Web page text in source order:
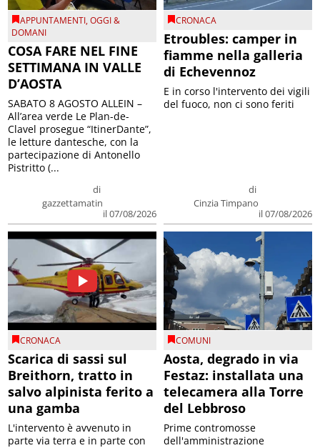
APPUNTAMENTI,OGGI &
DOMANI
COSA FARE NEL FINE
SETTIMANA IN VALLE
D’AOSTA
di
gazzettamatin
il 07/08/2026
SABATO 8 AGOSTO ALLEIN –
All’area verde Le Plan-de-
Clavel prosegue “ItinerDante”,
le letture dantesche, con la
partecipazione di Antonello
Pistritto (...
CRONACA
Etroubles: camper in
fiamme nella galleria
di Echevennoz
di
Cinzia Timpano
il 07/08/2026
E in corso l'intervento dei vigili
del fuoco, non ci sono feriti
CRONACA
Scarica di sassi sul
Breithorn, tratto in
salvo alpinista ferito a
una gamba
L'intervento è avvenuto in
parte via terra e in parte con
COMUNI
Aosta, degrado in via
Festaz: installata una
telecamera alla Torre
del Lebbroso
Prime contromosse
dell'amministrazione